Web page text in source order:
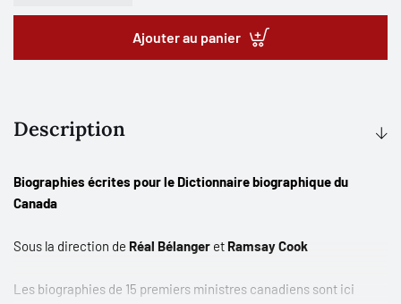
Ajouter au panier
Description
Biographies écrites pour le Dictionnaire biographique du
Canada
Sous la direction de Réal Bélanger et Ramsay Cook
Les biographies de 15 premiers ministres canadiens sont ici